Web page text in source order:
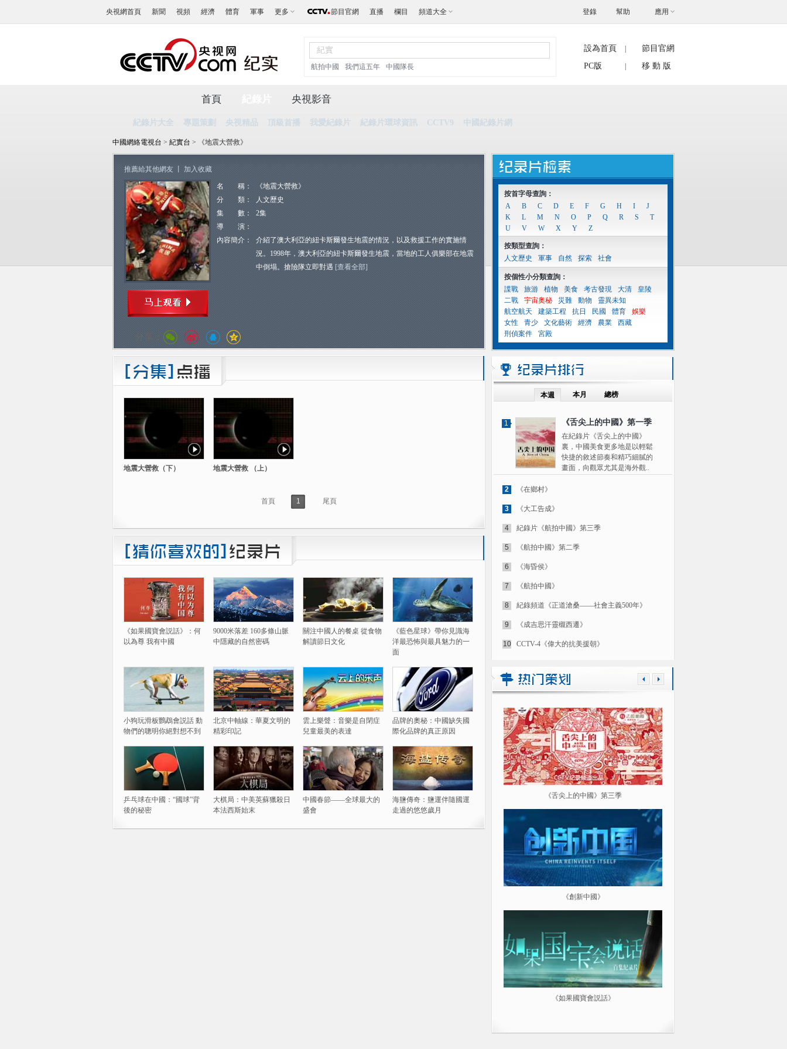
央視網首頁 新聞 視頻 經濟 體育 軍事 更多 節目官網 直播 欄目 頻道大全 幫助 應用
登錄
航拍中國 我們這五年 中國隊長
設為首頁
節目官網
PC版
移 動 版
首頁
紀錄片大全 專題策劃 央視精品 頂級首播 我愛紀錄片 紀錄片環球資訊 CCTV9 中國紀錄片網
央視影音
中國網絡電視台 > 紀實台 > 《地震大營救》
推薦給其他網友 加入收藏
名 稱：
《地震大營救》
分 類：
人文歷史
集 數：
2集
導 演：
內容簡介：
介紹了澳大利亞的紐卡斯爾發生地震的情況，以及救援工作的實施情
況。1998年，澳大利亞的紐卡斯爾發生地震，當地的工人俱樂部在地震
中倒塌。搶險隊立即對遇 [查看全部]
分享：
地震大營救（下） 地震大營救 （上）
首頁 1 尾頁
《如果國寶會説話》：何
以為尊 我有中國
9000米落差 160多條山脈
中隱藏的自然密碼
關注中國人的餐桌 從食物
解讀節日文化
《藍色星球》帶你見識海
洋最恐怖與最具魅力的一
面
小狗玩滑板鸚鵡會説話 動
物們的聰明你絕對想不到
北京中軸線：華夏文明的
精彩印記
雲上樂聲：音樂是自閉症
兒童最美的表達
品牌的奧秘：中國缺失國
際化品牌的真正原因
乒乓球在中國：“國球”背
後的秘密
大棋局：中美英蘇獵殺日
本法西斯始末
中國春節——全球最大的
盛會
海鹽傳奇：鹽運伴隨國運
走過的悠悠歲月
按首字母查詢：
A
B C D E F G H I
J
K
L M N O P Q R S
T
U
V W X Y Z
按類型查詢：
人文歷史
軍事 自然 探索 社會
按個性小分類查詢：
諜戰
旅游 植物 美食 考古發現 大清
皇陵
二戰
宇宙奧秘 災難 動物
靈異未知
航空航天
建築工程 抗日 民國 體育
娛樂
女性
青少 文化藝術 經濟 農業
西藏
刑偵案件
宮殿
本週 本月 總榜
1 《舌尖上的中國》第一季
在紀錄片《舌尖上的中國》
裏，中國美食更多地是以輕鬆
快捷的敘述節奏和精巧細膩的
畫面，向觀眾尤其是海外觀..
2 《在鄉村》
3 《大工告成》
4 紀錄片《航拍中國》第三季
5 《航拍中國》第二季
6 《海昏侯》
7 《航拍中國》
8 紀錄頻道《正道滄桑——社會主義500年》
9 《成吉思汗靈櫬西遷》
10 CCTV-4《偉大的抗美援朝》
《舌尖上的中國》第三季
《創新中國》
《如果國寶會説話》